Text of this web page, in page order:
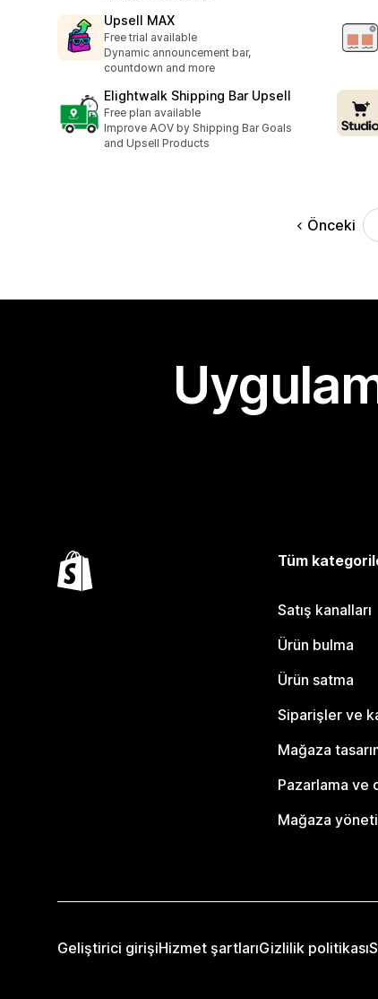
Upsell MAX
Free trial available
Dynamic announcement bar,
countdown and more
Elightwalk Shipping Bar Upsell
Free plan available
Improve AOV by Shipping Bar Goals
and Upsell Products
Önceki
Tüm
Satış kanalları
Ürün bulma
Ürün satma
Siparişler ve
Mağaza
Pazarlama ve
Mağaza
Geliştirici girişiHizmet şartlarıGizlilik politikası